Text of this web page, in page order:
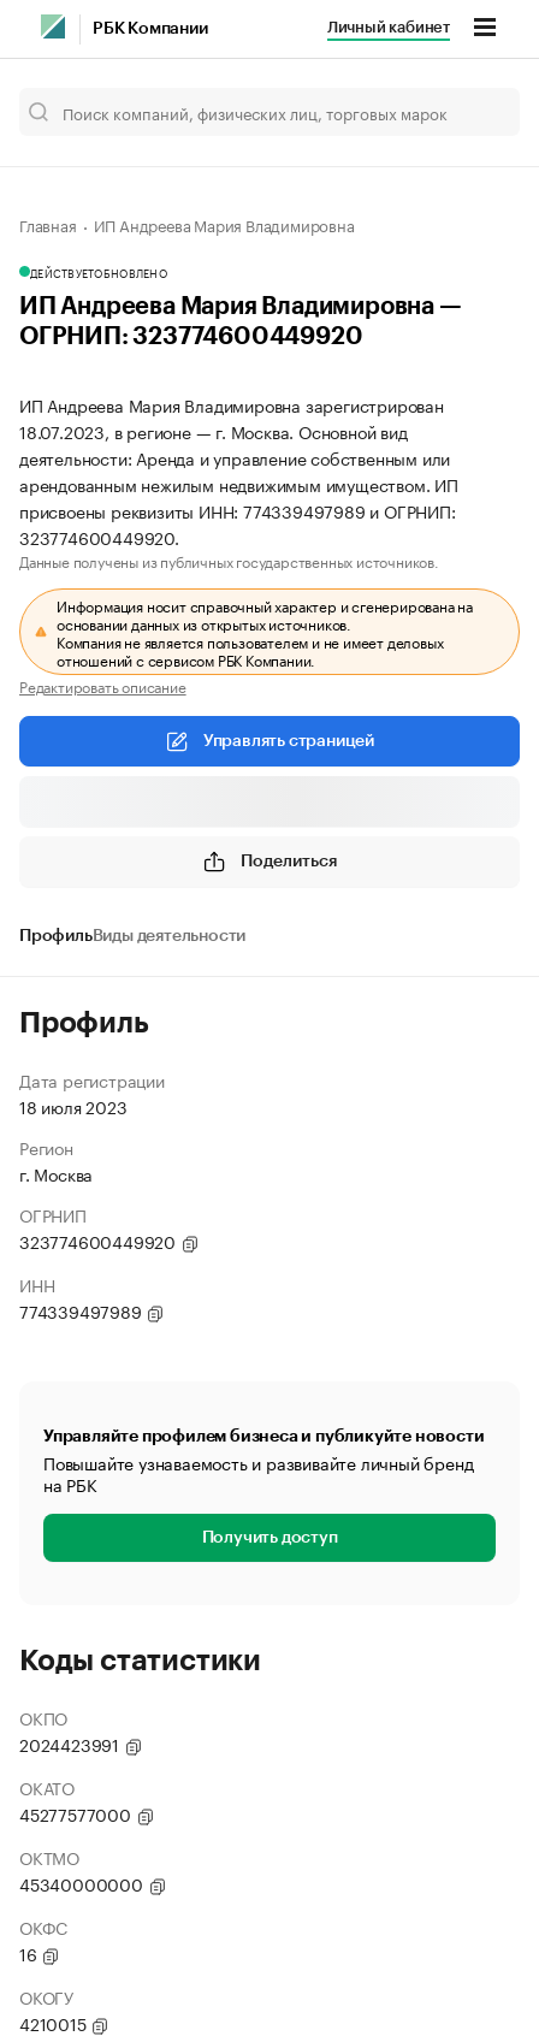
РБК Компании Личный кабинет
Главная ИП Андреева Мария Владимировна
ДЕЙСТВУЕТОБНОВЛЕНО
ИП Андреева Мария Владимировна —
ОГРНИП: 323774600449920
ИП Андреева Мария Владимировна зарегистрирован
18.07.2023, в регионе — г. Москва. Основной вид
деятельности: Аренда и управление собственным или
арендованным нежилым недвижимым имуществом. ИП
присвоены реквизиты ИНН: 774339497989 и ОГРНИП:
323774600449920.
Данные получены из публичных государственных источников.
Информация носит справочный характер и сгенерирована на
основании данных из открытых источников.
Компания не является пользователем и не имеет деловых
отношений с сервисом РБК Компании.
Редактировать описание
Управлять страницей
Поделиться
ПрофильВиды деятельности
Профиль
Дата регистрации
18 июля 2023
Регион
г. Москва
ОГРНИП
323774600449920
ИНН
774339497989
Управляйте профилем бизнеса и публикуйте новости
Повышайте узнаваемость и развивайте личный бренд
на РБК
Получить доступ
Коды статистики
ОКПО
2024423991
ОКАТО
45277577000
ОКТМО
45340000000
ОКФС
16
ОКОГУ
4210015